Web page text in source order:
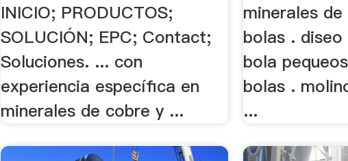
INICIO; PRODUCTOS;
SOLUCIÓN; EPC; Contact;
Soluciones. ... con
experiencia específica en
minerales de cobre y ...
minerales
bolas .
bola
bolas .
...